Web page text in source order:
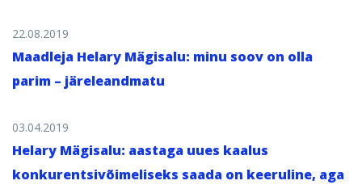
22.08.2019
Maadleja Helary Mägisalu: minu soov on olla
parim – järeleandmatu
03.04.2019
Helary Mägisalu: aastaga uues kaalus
konkurentsivõimeliseks saada on keeruline, aga